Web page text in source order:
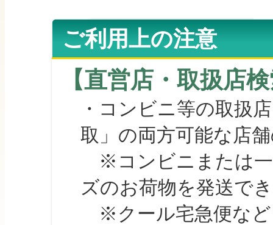
ご利用上の注意
【直営店・取扱店
・コンビニ等の取扱
取」の両方可能な店
※コンビニまたは一
ズのお荷物を発送で
※クール宅急便など